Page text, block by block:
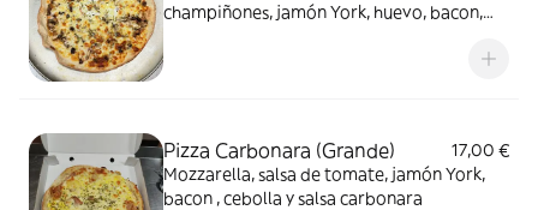
champiñones, jamón York, huevo, bacon,
Pizza Carbonara (Grande)
17,00 €
Mozzarella, salsa de tomate, jamón York,
bacon , cebolla y salsa carbonara